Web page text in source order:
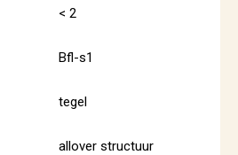
< 2
Bfl-s1
tegel
allover structuur